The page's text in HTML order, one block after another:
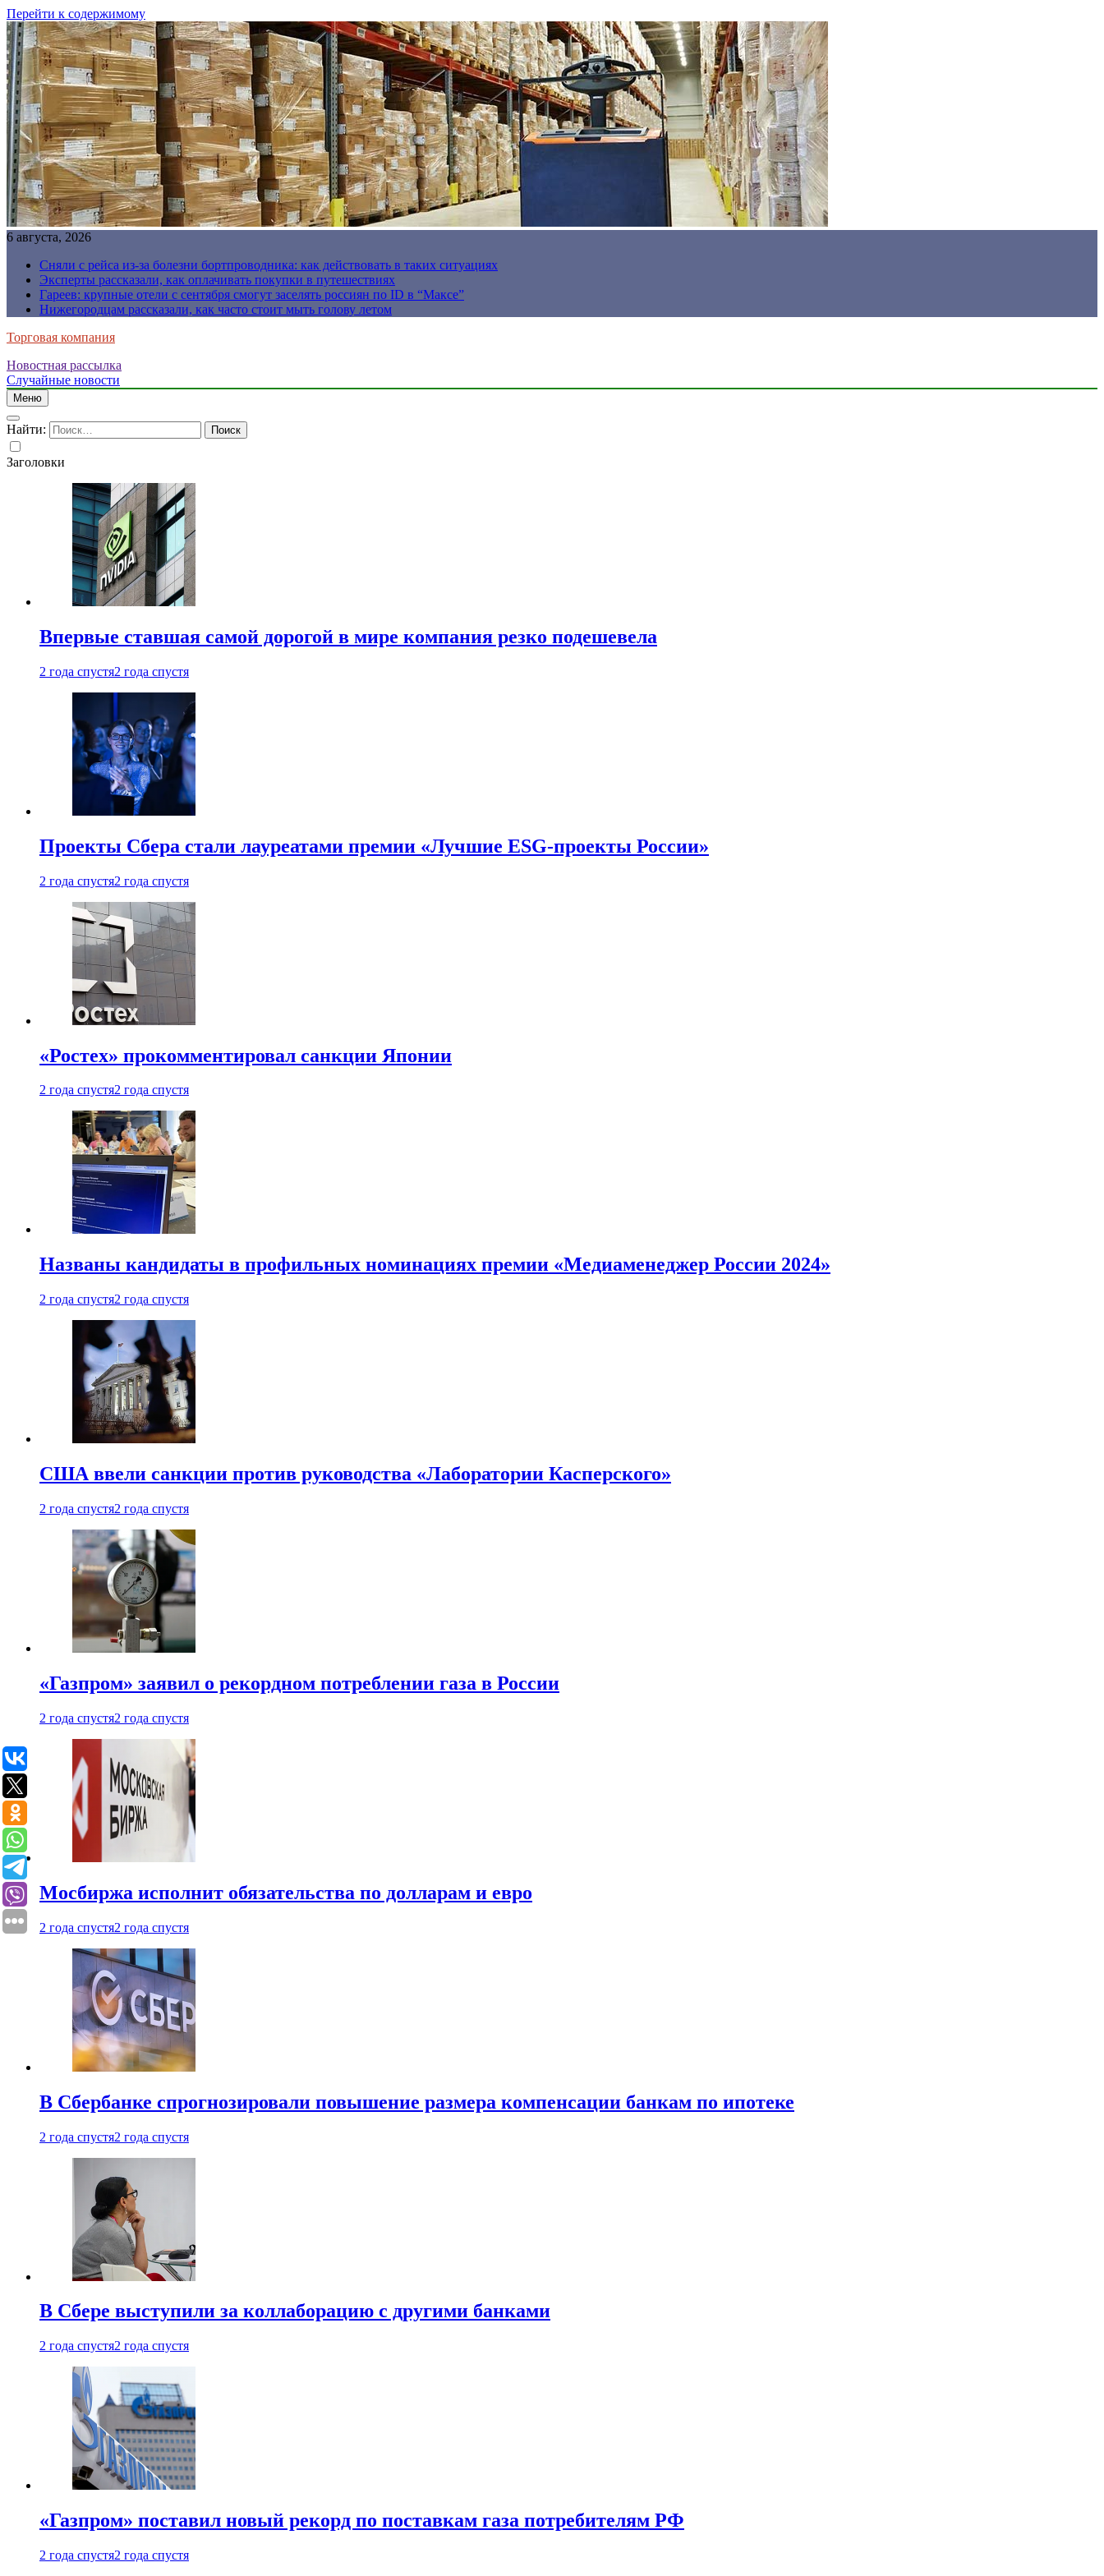
Перейти к содержимому
6 августа, 2026
Сняли с рейса из-за болезни бортпроводника: как действовать в таких ситуациях
Эксперты рассказали, как оплачивать покупки в путешествиях
Гареев: крупные отели с сентября смогут заселять россиян по ID в “Максе”
Нижегородцам рассказали, как часто стоит мыть голову летом
Торговая компания
Новостная рассылка
Случайные новости
Меню
Найти:
Заголовки
Впервые ставшая самой дорогой в мире компания резко подешевела
2 года спустя2 года спустя
Проекты Сбера стали лауреатами премии «Лучшие ESG-проекты России»
2 года спустя2 года спустя
«Ростех» прокомментировал санкции Японии
2 года спустя2 года спустя
Названы кандидаты в профильных номинациях премии «Медиаменеджер России 2024»
2 года спустя2 года спустя
США ввели санкции против руководства «Лаборатории Касперского»
2 года спустя2 года спустя
«Газпром» заявил о рекордном потреблении газа в России
2 года спустя2 года спустя
Мосбиржа исполнит обязательства по долларам и евро
2 года спустя2 года спустя
В Сбербанке спрогнозировали повышение размера компенсации банкам по ипотеке
2 года спустя2 года спустя
В Сбере выступили за коллаборацию с другими банками
2 года спустя2 года спустя
«Газпром» поставил новый рекорд по поставкам газа потребителям РФ
2 года спустя2 года спустя